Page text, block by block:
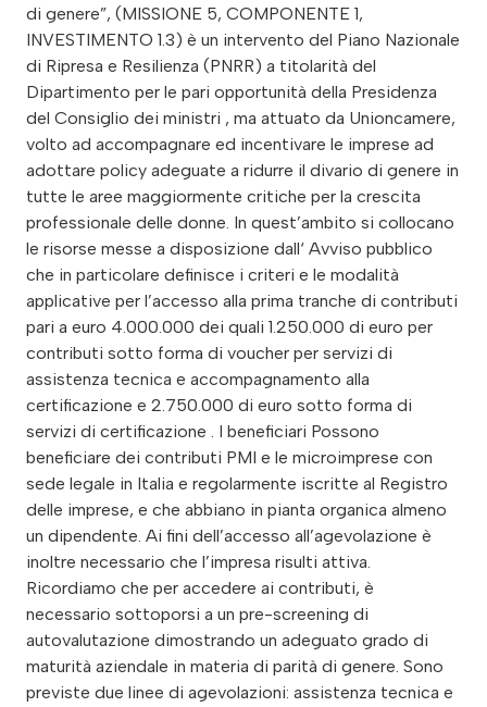
di genere”, (MISSIONE 5, COMPONENTE 1,
INVESTIMENTO 1.3) è un intervento del Piano Nazionale
di Ripresa e Resilienza (PNRR) a titolarità del
Dipartimento per le pari opportunità della Presidenza
del Consiglio dei ministri , ma attuato da Unioncamere,
volto ad accompagnare ed incentivare le imprese ad
adottare policy adeguate a ridurre il divario di genere in
tutte le aree maggiormente critiche per la crescita
professionale delle donne. In quest’ambito si collocano
le risorse messe a disposizione dall‘ Avviso pubblico
che in particolare definisce i criteri e le modalità
applicative per l’accesso alla prima tranche di contributi
pari a euro 4.000.000 dei quali 1.250.000 di euro per
contributi sotto forma di voucher per servizi di
assistenza tecnica e accompagnamento alla
certificazione e 2.750.000 di euro sotto forma di
servizi di certificazione . I beneficiari Possono
beneficiare dei contributi PMI e le microimprese con
sede legale in Italia e regolarmente iscritte al Registro
delle imprese, e che abbiano in pianta organica almeno
un dipendente. Ai fini dell’accesso all’agevolazione è
inoltre necessario che l’impresa risulti attiva.
Ricordiamo che per accedere ai contributi, è
necessario sottoporsi a un pre-screening di
autovalutazione dimostrando un adeguato grado di
maturità aziendale in materia di parità di genere. Sono
previste due linee di agevolazioni: assistenza tecnica e